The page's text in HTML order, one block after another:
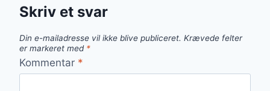
Skriv et svar
Din e-mailadresse vil ikke blive publiceret. Krævede felter
er markeret med *
Kommentar *